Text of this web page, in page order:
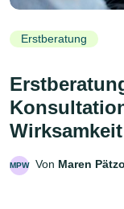
Erstberatung
Wirksamkeit
MPW Von Maren